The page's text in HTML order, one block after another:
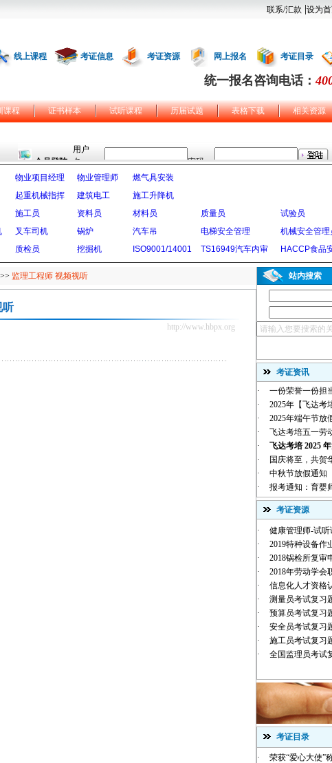
联系/汇款 |设为
线上课程 考证信息 考证资源 网上报名 考证目录
统一报名咨询电话：
课程 证书样本 试听课程 历届试题 表格下载 相关资源
物业项目经理 物业管理师 燃气具安装
起重机械指挥 建筑电工
施工升降机
施工员 资料员 材料员 质量员 试验员
叉车司机 锅炉 汽车吊 电梯安全管理
机械安全管理
质检员 挖掘机 ISO9001/14001 TS16949汽车内审 HACCP食品
>> 监理工程师 视频视听
听
http://www.hbpx.org
站内搜索
考证资讯
·
一份荣誉一份担
·
2025年【飞达考
·
2025年端午节放
·
飞达考培五一劳
·
飞达考培 2025
·
国庆将至，共贺
·
中秋节放假通知
·
报考通知：育婴
考证资源
·
健康管理师-试听
·
2019特种设备作
·
2018锅检所复审
·
2018年劳动学会
·
信息化人才资格
·
测量员考试复习
·
预算员考试复习
·
安全员考试复习
·
施工员考试复习
·
全国监理员考试
考证目录
·
荣获“爱心大使”